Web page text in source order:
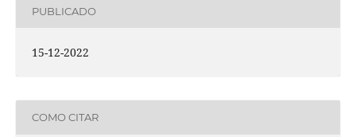
PUBLICADO
15-12-2022
COMO CITAR